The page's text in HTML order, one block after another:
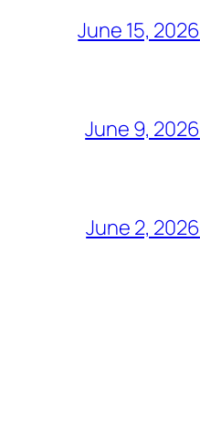
June 15, 2026
June 9, 2026
June 2, 2026